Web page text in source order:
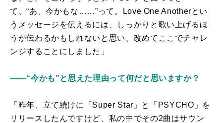
て、“あ、今かもな……”って。Love One Anotherとい
うメッセージを伝えるには、しっかりと歌い上げるほ
うが伝わるかもしれないと思い、改めてここでチャレ
ンジすることにしました」
――“今かも”と思えた理由って何だと思いますか？
「昨年、立て続けに「Super Star」と「PSYCHO」を
リリースしたんですけど、私の中でその2曲はサウン